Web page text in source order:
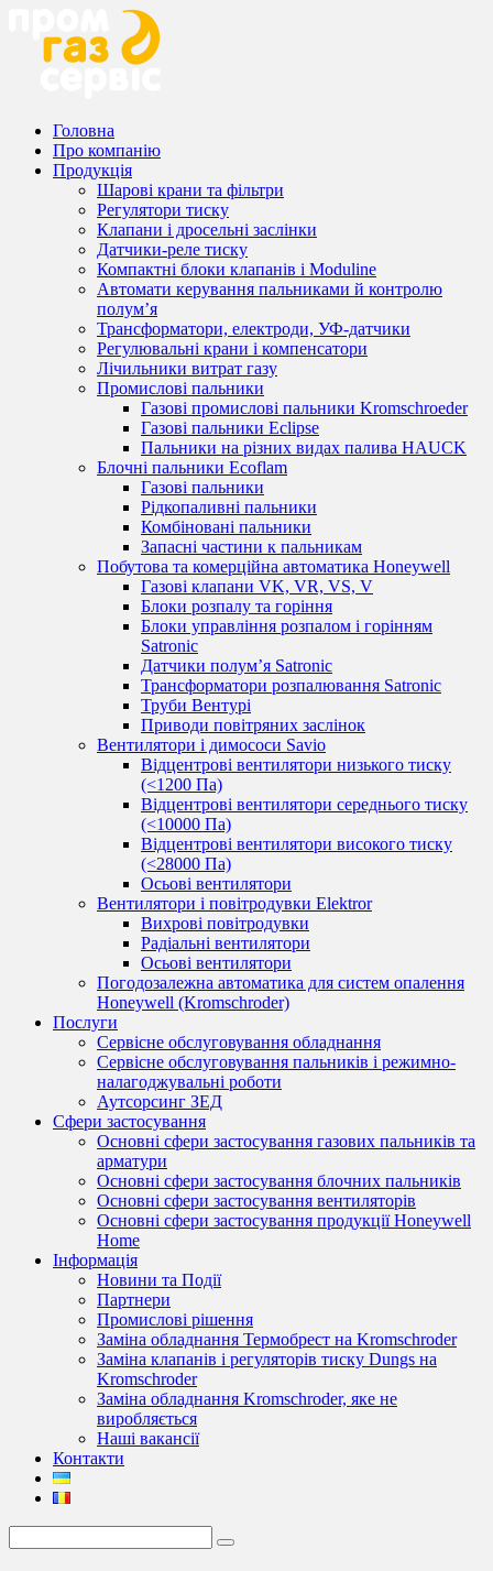
Головна
Про компанію
Продукція
Шарові крани та фільтри
Регулятори тиску
Клапани і дросельні заслінки
Датчики-реле тиску
Компактні блоки клапанів і Moduline
Автомати керування пальниками й контролю
полум’я
Трансформатори, електроди, УФ-датчики
Регулювальні крани і компенсатори
Лічильники витрат газу
Промислові пальники
Газові промислові пальники Kromschroeder
Газові пальники Eclipse
Пальники на різних видах палива HAUCK
Блочні пальники Ecoflam
Газові пальники
Рідкопаливні пальники
Комбіновані пальники
Запасні частини к пальникам
Побутова та комерційна автоматика Honeywell
Газові клапани VK, VR, VS, V
Блоки розпалу та горіння
Блоки управління розпалом і горінням
Satronic
Датчики полум’я Satronic
Трансформатори розпалювання Satronic
Труби Вентурі
Приводи повітряних заслінок
Вентилятори і димососи Savio
Відцентрові вентилятори низького тиску
(<1200 Па)
Відцентрові вентилятори середнього тиску
(<10000 Па)
Відцентрові вентилятори високого тиску
(<28000 Па)
Осьові вентилятори
Вентилятори і повітродувки Elektror
Вихрові повітродувки
Радіальні вентилятори
Осьові вентилятори
Погодозалежна автоматика для систем опалення
Honeywell (Kromschroder)
Послуги
Сервісне обслуговування обладнання
Сервісне обслуговування пальників і режимно-
налагоджувальні роботи
Аутсорсинг ЗЕД
Сфери застосування
Основні сфери застосування газових пальників та
арматури
Основні сфери застосування блочних пальників
Основні сфери застосування вентиляторів
Основні сфери застосування продукції Honeywell
Home
Інформація
Новини та Події
Партнери
Промислові рішення
Заміна обладнання Термобрест на Kromschroder
Заміна клапанів і регуляторів тиску Dungs на
Kromschroder
Заміна обладнання Kromschroder, яке не
виробляється
Наші вакансії
Контакти